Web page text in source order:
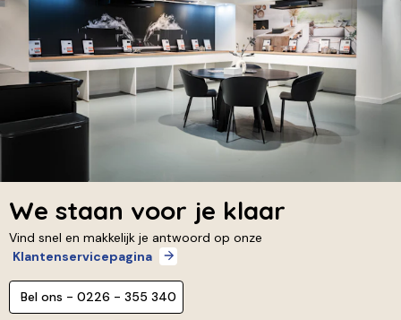
We staan voor je klaar
Vind snel en makkelijk je antwoord op onze
Klantenservicepagina
Bel ons - 0226 - 355 340